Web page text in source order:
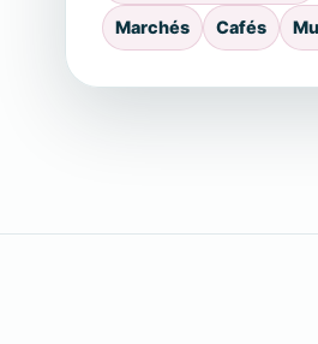
Marchés Cafés